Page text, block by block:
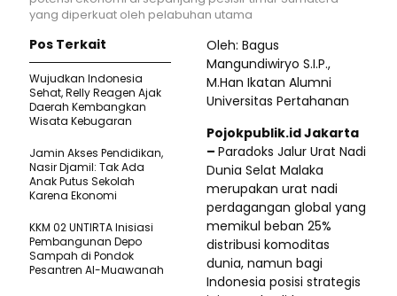
yang diperkuat oleh pelabuhan utama
Oleh: Bagus
Mangundiwiryo S.I.P.,
M.Han Ikatan Alumni
Universitas Pertahanan
Pojokpublik.id Jakarta
– Paradoks Jalur Urat Nadi
Dunia Selat Malaka
merupakan urat nadi
perdagangan global yang
memikul beban 25%
distribusi komoditas
dunia, namun bagi
Indonesia posisi strategis
Pos Terkait
Wujudkan Indonesia
Sehat, Relly Reagen Ajak
Daerah Kembangkan
Wisata Kebugaran
Jamin Akses Pendidikan,
Nasir Djamil: Tak Ada
Anak Putus Sekolah
Karena Ekonomi
KKM 02 UNTIRTA Inisiasi
Pembangunan Depo
Sampah di Pondok
Pesantren Al-Muawanah